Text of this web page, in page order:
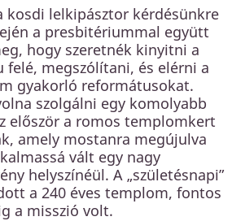
kosdi lelkipásztor kérdésünkre
a presbitériummal együtt
hogy szeretnék kinyitni a
felé, megszólítani, és elérni a
gyakorló reformátusokat.
szolgálni egy komolyabb
először a romos templomkert
amely mostanra megújulva
vált egy nagy
helyszínéül. A „születésnapi”
a 240 éves templom, fontos
a misszió volt.